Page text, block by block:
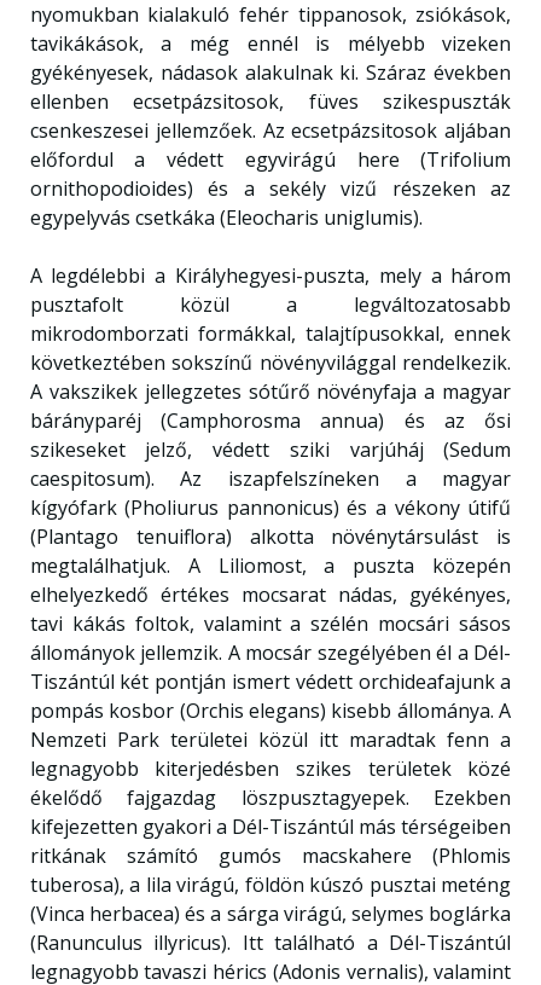
nyomukban kialakuló fehér tippanosok, zsiókások,
tavikákások, a még ennél is mélyebb vizeken
gyékényesek, nádasok alakulnak ki. Száraz években
ellenben ecsetpázsitosok, füves szikespuszták
csenkeszesei jellemzőek. Az ecsetpázsitosok aljában
előfordul a védett egyvirágú here (Trifolium
ornithopodioides) és a sekély vizű részeken az
egypelyvás csetkáka (Eleocharis uniglumis).
A legdélebbi a Királyhegyesi-puszta, mely a három
pusztafolt közül a legváltozatosabb
mikrodomborzati formákkal, talajtípusokkal, ennek
következtében sokszínű növényvilággal rendelkezik.
A vakszikek jellegzetes sótűrő növényfaja a magyar
bárányparéj (Camphorosma annua) és az ősi
szikeseket jelző, védett sziki varjúháj (Sedum
caespitosum). Az iszapfelszíneken a magyar
kígyófark (Pholiurus pannonicus) és a vékony útifű
(Plantago tenuiflora) alkotta növénytársulást is
megtalálhatjuk. A Liliomost, a puszta közepén
elhelyezkedő értékes mocsarat nádas, gyékényes,
tavi kákás foltok, valamint a szélén mocsári sásos
állományok jellemzik. A mocsár szegélyében él a Dél-
Tiszántúl két pontján ismert védett orchideafajunk a
pompás kosbor (Orchis elegans) kisebb állománya. A
Nemzeti Park területei közül itt maradtak fenn a
legnagyobb kiterjedésben szikes területek közé
ékelődő fajgazdag löszpusztagyepek. Ezekben
kifejezetten gyakori a Dél-Tiszántúl más térségeiben
ritkának számító gumós macskahere (Phlomis
tuberosa), a lila virágú, földön kúszó pusztai meténg
(Vinca herbacea) és a sárga virágú, selymes boglárka
(Ranunculus illyricus). Itt található a Dél-Tiszántúl
legnagyobb tavaszi hérics (Adonis vernalis), valamint